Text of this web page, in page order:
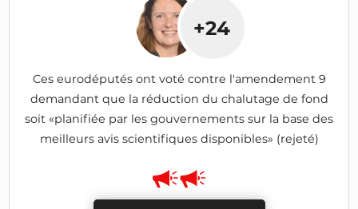
+24
Ces eurodéputés ont voté contre l'amendement 9
demandant que la réduction du chalutage de fond
soit «planifiée par les gouvernements sur la base des
meilleurs avis scientifiques disponibles» (rejeté)